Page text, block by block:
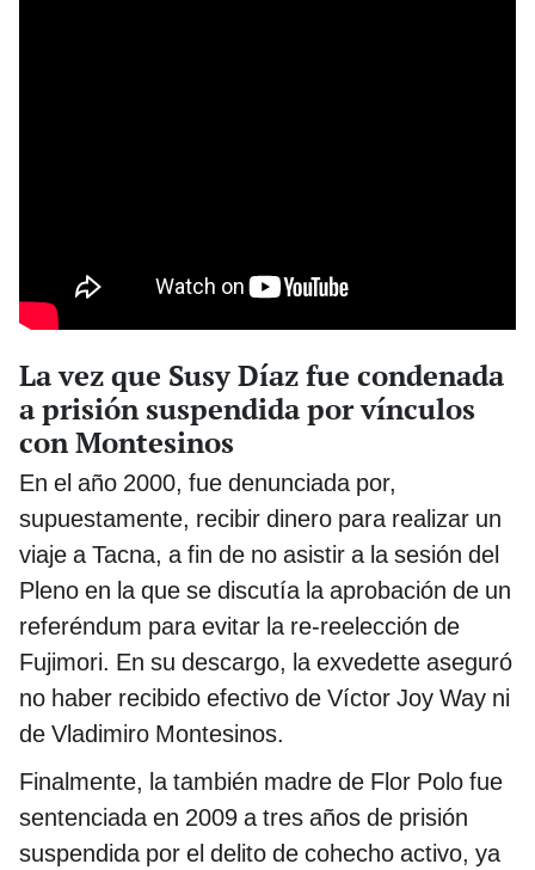
La vez que Susy Díaz fue condenada
a prisión suspendida por vínculos
con Montesinos
En el año 2000, fue denunciada por,
supuestamente, recibir dinero para realizar un
viaje a Tacna, a fin de no asistir a la sesión del
Pleno en la que se discutía la aprobación de un
referéndum para evitar la re-reelección de
Fujimori. En su descargo, la exvedette aseguró
no haber recibido efectivo de Víctor Joy Way ni
de Vladimiro Montesinos.
Finalmente, la también madre de Flor Polo fue
sentenciada en 2009 a tres años de prisión
suspendida por el delito de cohecho activo, ya